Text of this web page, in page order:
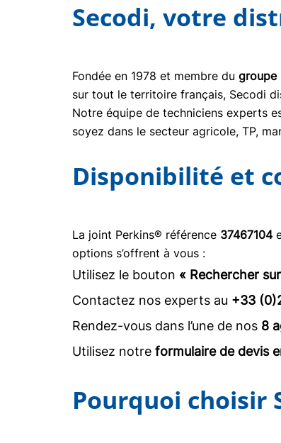
Secodi, votre
Fondée en 1978 et membre du groupe
sur tout le territoire français, Secodi
Notre équipe de techniciens experts
soyez dans le secteur agricole, TP,
Disponibilité et
La joint Perkins® référence 37467104
options s’offrent à vous :
Utilisez le bouton « Rechercher
Contactez nos experts au +33
Rendez-vous dans l’une de nos 8
Utilisez notre formulaire de devis
Pourquoi choisir